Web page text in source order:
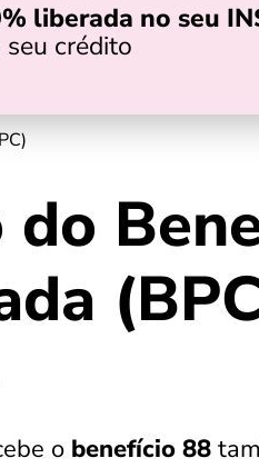
liberada no seu
seu crédito
o benefício 88